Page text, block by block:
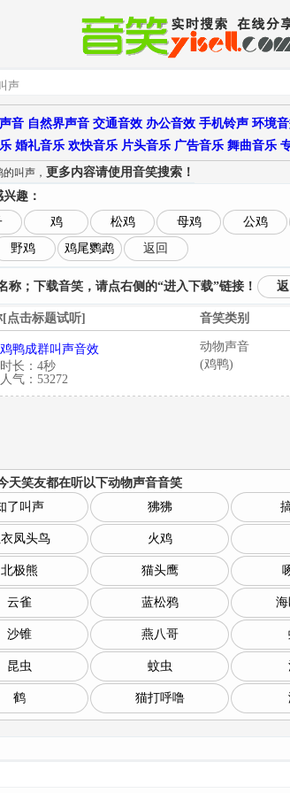
音 自然界声音 交通音效 办公音效 手机铃声 环境
婚礼音乐 欢快音乐 片头音乐 广告音乐 舞曲音乐
叫声， 更多内容请使用音笑搜索！
趣：
鸡 松鸡 母鸡 公鸡
野鸡
鸡尾鹦鹉 返回
；下载音笑，请点右侧的“进入下载”链接！
点击标题试听] 音笑类别
鸡鸭成群叫声音效
时长：4秒
人气：53272
动物声音
(鸡鸭)
天笑友都在听以下动物声音音笑
了叫声 狒狒
凤头鸟 火鸡
北极熊 猫头鹰
云雀 蓝松鸦 海
沙锥 燕八哥
昆虫 蚊虫
鹤 猫打呼噜